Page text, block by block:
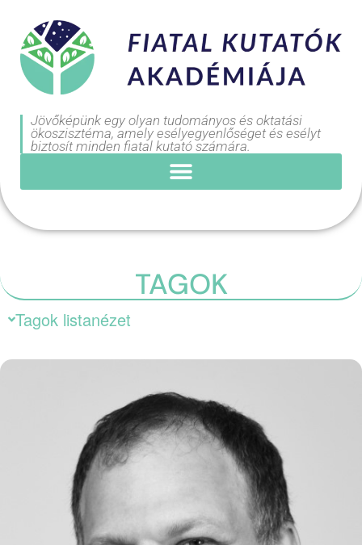
Jövőképünk egy olyan tudományos és oktatási
ökoszisztéma, amely esélyegyenlőséget és esélyt
biztosít minden fiatal kutató számára.
TAGOK
Tagok listanézet